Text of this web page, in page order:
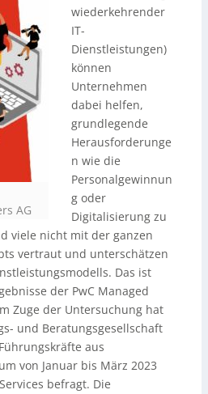
AG
wiederkehrender
IT-
Dienstleistungen)
können
Unternehmen
dabei helfen,
grundlegende
Herausforderunge
n wie die
Personalgewinnun
g oder
Digitalisierung zu
viele nicht mit der ganzen
vertraut und unterschätzen
Das ist
der PwC Managed
Zuge der Untersuchung hat
und Beratungsgesellschaft
aus
von Januar bis März 2023
befragt. Die